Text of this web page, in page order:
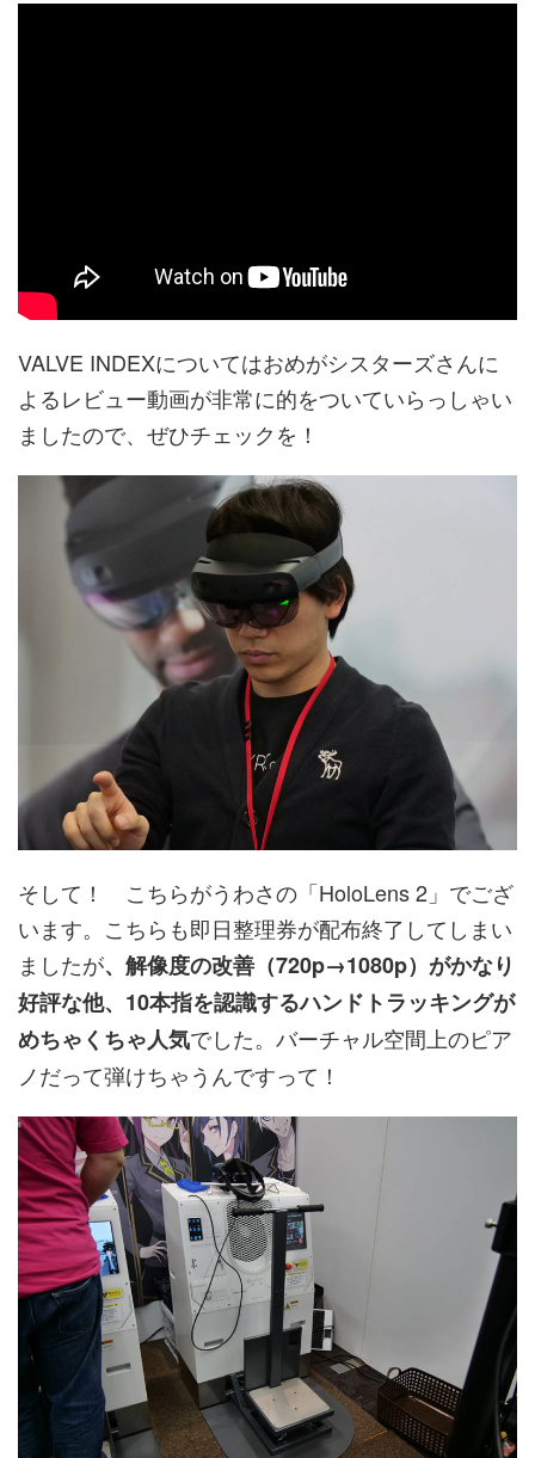
VALVE INDEXについてはおめがシスターズさんに
よるレビュー動画が非常に的をついていらっしゃい
ましたので、ぜひチェックを！
そして！ こちらがうわさの「HoloLens 2」でござ
います。こちらも即日整理券が配布終了してしまい
ましたが、解像度の改善（720p→1080p）がかなり
好評な他、10本指を認識するハンドトラッキングが
めちゃくちゃ人気でした。バーチャル空間上のピア
ノだって弾けちゃうんですって！